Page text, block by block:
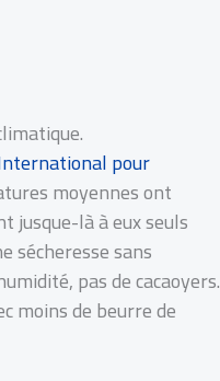
pour
moyennes ont
jusque-là à eux seuls
sécheresse sans
pas de cacaoyers.
moins de beurre de